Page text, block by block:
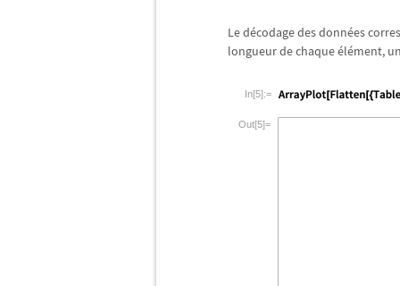
Le décodage des données
longueur de chaqueélément,
In[5]:=
Out[5]=